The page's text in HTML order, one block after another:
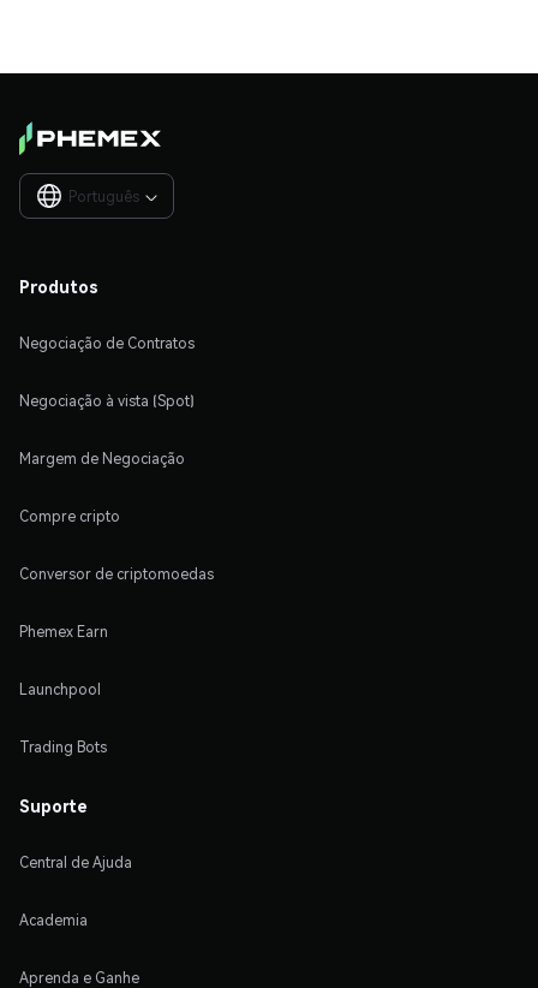
Português 
Produtos
Negociação de Contratos
Negociação à vista (Spot)
Margem de Negociação
Compre cripto
Conversor de criptomoedas
Phemex Earn
Launchpool
Trading Bots
Suporte
Central de Ajuda
Academia
Aprenda e Ganhe